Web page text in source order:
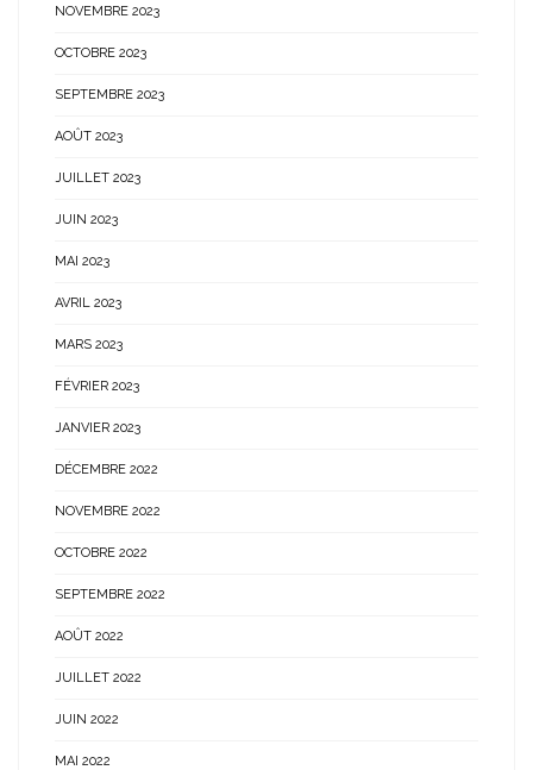
NOVEMBRE 2023
OCTOBRE 2023
SEPTEMBRE 2023
AOÛT 2023
JUILLET 2023
JUIN 2023
MAI 2023
AVRIL 2023
MARS 2023
FÉVRIER 2023
JANVIER 2023
DÉCEMBRE 2022
NOVEMBRE 2022
OCTOBRE 2022
SEPTEMBRE 2022
AOÛT 2022
JUILLET 2022
JUIN 2022
MAI 2022